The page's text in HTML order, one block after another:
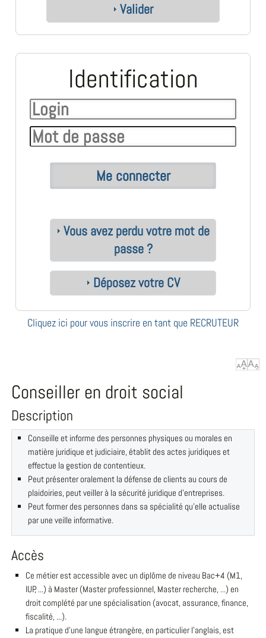
Valider
Identification
Vous avez perdu votre mot de
passe ?
Déposez votre CV
Cliquez ici pour vous inscrire en tant que RECRUTEUR
Conseiller en droit social
Description
Conseille et informe des personnes physiques ou morales en
matière juridique et judiciaire, établit des actes juridiques et
effectue la gestion de contentieux.
Peut présenter oralement la défense de clients au cours de
plaidoiries, peut veiller à la sécurité juridique d'entreprises.
Peut former des personnes dans sa spécialité qu'elle actualise
par une veille informative.
Accès
Ce métier est accessible avec un diplôme de niveau Bac+4 (M1,
IUP, ...) à Master (Master professionnel, Master recherche, ...) en
droit complété par une spécialisation (avocat, assurance, finance,
fiscalité, ...).
La pratique d'une langue étrangère, en particulier l'anglais, est